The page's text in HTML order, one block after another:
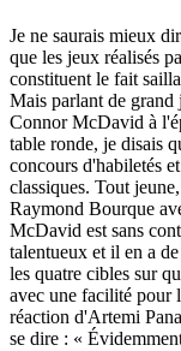
Je ne saurais mieux
que les jeux réalisés
constituent le fait
Mais parlant de
Connor McDavid à
table ronde, je disais
concours d'habiletés
classiques. Tout
Raymond Bourque
McDavid est sans
talentueux et il en a
les quatre cibles sur
avec une facilité pour
réaction d'Artemi
se dire : «